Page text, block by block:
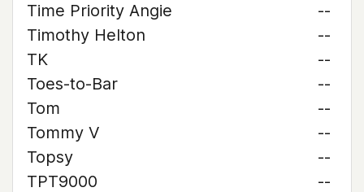
Time Priority Angie
--
Timothy Helton
--
TK
--
Toes-to-Bar
--
Tom
--
Tommy V
--
Topsy
--
TPT9000
--